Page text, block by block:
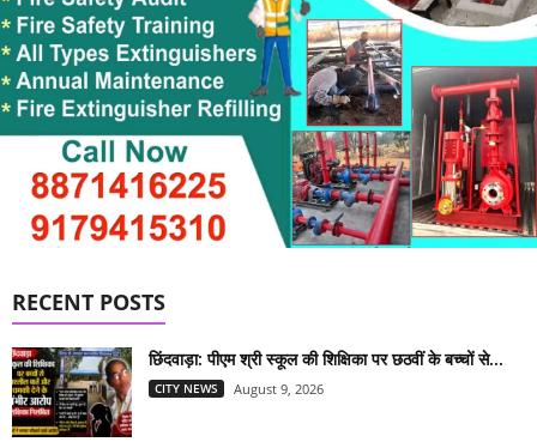
RECENT POSTS
छिंदवाड़ा: पीएम श्री स्कूल की शिक्षिका पर छठवीं के बच्चों से...
CITY NEWS August 9, 2026